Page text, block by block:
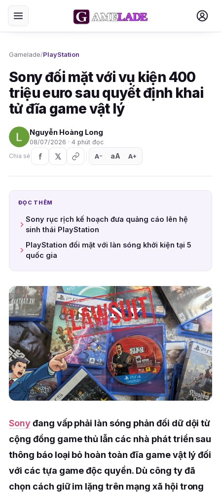
Gamelade/PlayStation
Sony đối mặt với vụ kiện 400
triệu euro sau quyết định khai
tử đĩa game vật lý
Nguyễn Hoàng Long
08/07/2026 · 4 phút đọc
Chia sẻ
A− aA A+
ĐỌC THÊM
Sony rục rịch kế hoạch đưa quảng cáo lên hệ
sinh thái PlayStation
PlayStation đối mặt với làn sóng khởi kiện tại 5
quốc gia
Sony đang vấp phải làn sóng phản đối dữ dội từ
cộng đồng game thủ lẫn các nhà phát triển sau
thông báo loại bỏ hoàn toàn đĩa game vật lý đối
với các tựa game độc quyền. Dù công ty đã
chọn cách giữ im lặng trên mạng xã hội trong